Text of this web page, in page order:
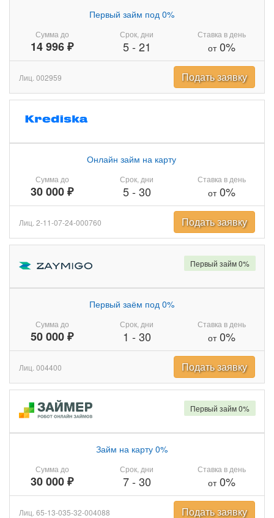
Сумма до
14 996 ₽
Первый займ под 0%
Срок, дни
5- 21
Ставка в день
от0%
Лиц. 002959 Подать заявку
Сумма до
30 000 ₽
Онлайн займ на карту
Срок, дни
5- 30
Ставка в день
от0%
Лиц. 2-11-07-24-000760 Подать заявку
Сумма до
50 000 ₽
Первый заём под 0%
Срок, дни
1 - 30
Ставка в день
от0%
Первый займ 0%
Лиц. 004400 Подать заявку
Сумма до
30 000 ₽
Займ на карту 0%
Срок, дни
7- 30
Ставка в день
от0%
Первый займ 0%
Лиц. 65-13-035-32-004088 Подать заявку